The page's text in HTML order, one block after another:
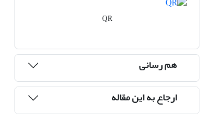
QR
هم رسانی
ارجاع به این مقاله